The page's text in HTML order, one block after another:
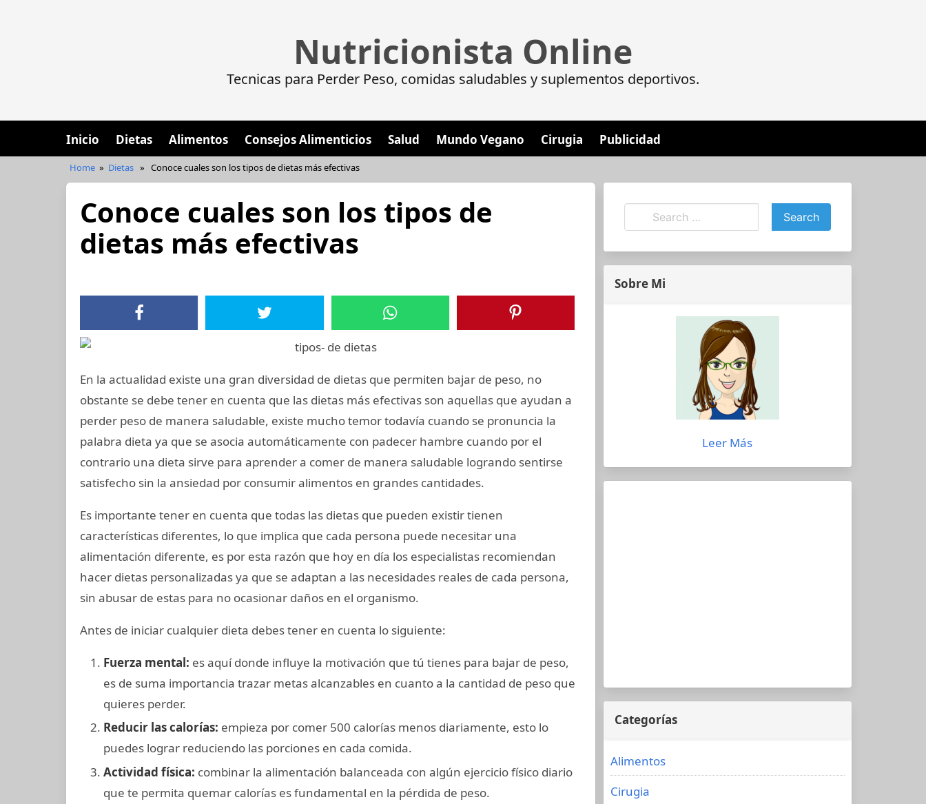
Nutricionista Online
Tecnicas para Perder Peso, comidas saludables y suplementos deportivos.
Inicio Dietas Alimentos Consejos Alimenticios Salud Mundo Vegano Cirugia Publicidad
Home » Dietas » Conoce cuales son los tipos de dietas más efectivas
Conoce cuales son los tipos de
dietas más efectivas
En la actualidad existe una gran diversidad de dietas que permiten bajar de peso, no
obstante se debe tener en cuenta que las dietas más efectivas son aquellas que ayudan a
perder peso de manera saludable, existe mucho temor todavía cuando se pronuncia la
palabra dieta ya que se asocia automáticamente con padecer hambre cuando por el
contrario una dieta sirve para aprender a comer de manera saludable logrando sentirse
satisfecho sin la ansiedad por consumir alimentos en grandes cantidades.
Es importante tener en cuenta que todas las dietas que pueden existir tienen
características diferentes, lo que implica que cada persona puede necesitar una
alimentación diferente, es por esta razón que hoy en día los especialistas recomiendan
hacer dietas personalizadas ya que se adaptan a las necesidades reales de cada persona,
sin abusar de estas para no ocasionar daños en el organismo.
Antes de iniciar cualquier dieta debes tener en cuenta lo siguiente:
Fuerza mental: es aquí donde influye la motivación que tú tienes para bajar de peso,
es de suma importancia trazar metas alcanzables en cuanto a la cantidad de peso que
quieres perder.
Reducir las calorías: empieza por comer 500 calorías menos diariamente, esto lo
puedes lograr reduciendo las porciones en cada comida.
Actividad física: combinar la alimentación balanceada con algún ejercicio físico diario
que te permita quemar calorías es fundamental en la pérdida de peso.
Sobre Mi
Leer Más
Categorías
Alimentos
Cirugia